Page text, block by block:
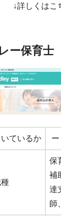
↓詳しくはこ
ー保育士
ているか ー
保
補
達
師